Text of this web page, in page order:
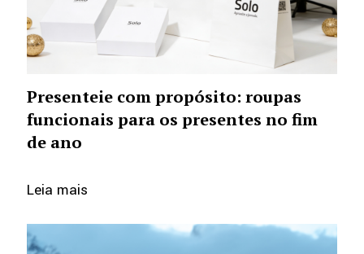
Presenteie com propósito: roupas
funcionais para os presentes no fim
de ano
Leia mais